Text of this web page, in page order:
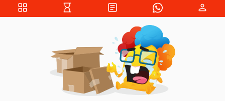
grid_view hourglass_empty article person